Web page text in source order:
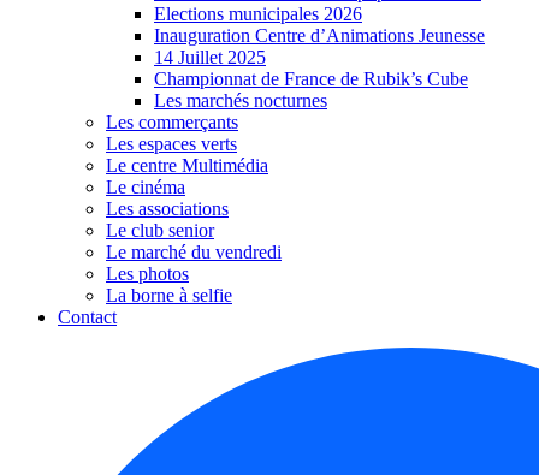
Elections municipales 2026
Inauguration Centre d’Animations Jeunesse
14 Juillet 2025
Championnat de France de Rubik’s Cube
Les marchés nocturnes
Les commerçants
Les espaces verts
Le centre Multimédia
Le cinéma
Les associations
Le club senior
Le marché du vendredi
Les photos
La borne à selfie
Contact